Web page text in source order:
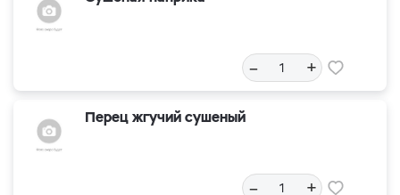
– +
Перец жгучий сушеный
– +